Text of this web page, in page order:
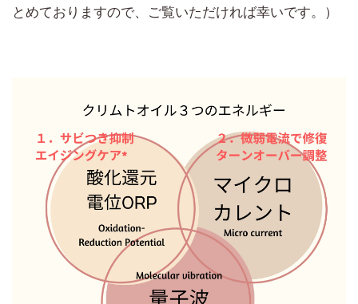
とめておりますので、ご覧いただければ幸いです。）